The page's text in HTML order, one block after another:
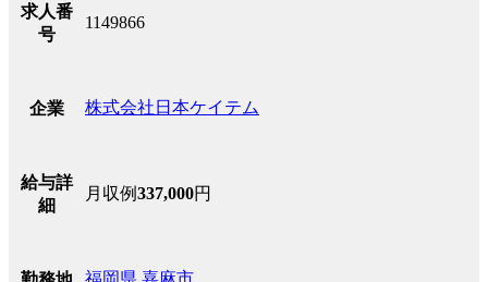
求人番
号
1149866
企業 株式会社日本ケイテム
給与詳
細
月収例337,000円